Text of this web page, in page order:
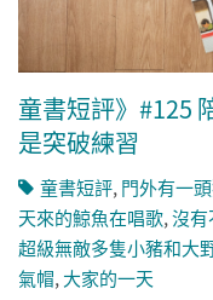
童書短評》#125
是突破練習
童書短評,門外有一
天來的鯨魚在唱歌,沒有
超級無敵多隻小豬和大
氣帽,大家的一天